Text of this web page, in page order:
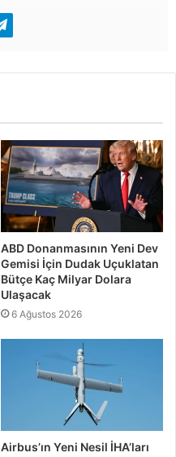
ABD Donanmasının Yeni Dev
Gemisi İçin Dudak Uçuklatan
Bütçe Kaç Milyar Dolara
Ulaşacak
6 Ağustos 2026
Airbus’ın Yeni Nesil İHA’ları